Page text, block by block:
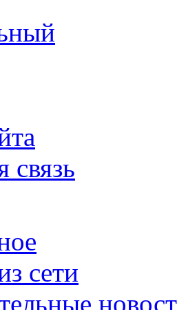
связь
сети